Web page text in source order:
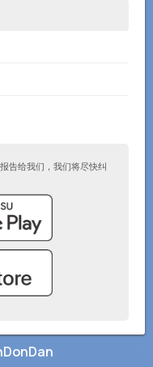
告给我们，我们将尽快纠
添加到您的网站